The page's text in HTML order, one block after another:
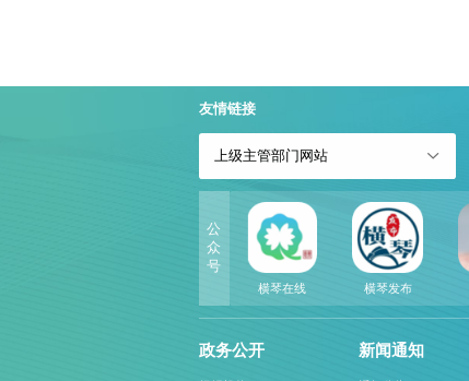
友情链接
上级主管部门网站
公
众
号
横琴在线 横琴发布
政务公开 新闻通知